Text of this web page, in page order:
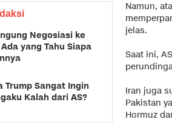
Negosiasi ke
yang Tahu Siapa
Trump Sangat Ingin
Kalah dari AS?
Namun,
jelas.
Saat ini,
Iran juga
Pakistan
Hormuz